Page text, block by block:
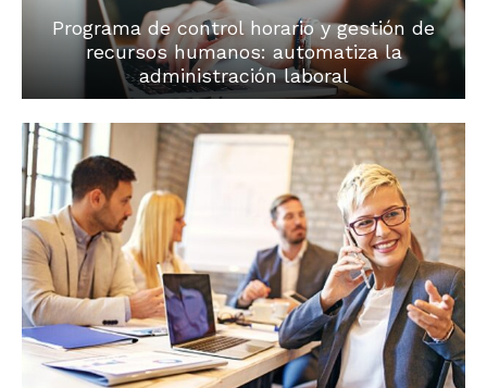
Programa de control horario y gestión de
recursos humanos: automatiza la
administración laboral